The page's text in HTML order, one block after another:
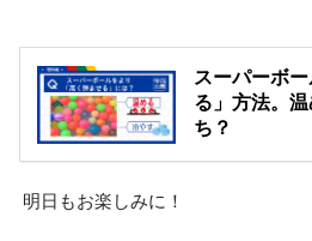
スーパーボ
る」方法。
ち？
明日もお楽しみに！